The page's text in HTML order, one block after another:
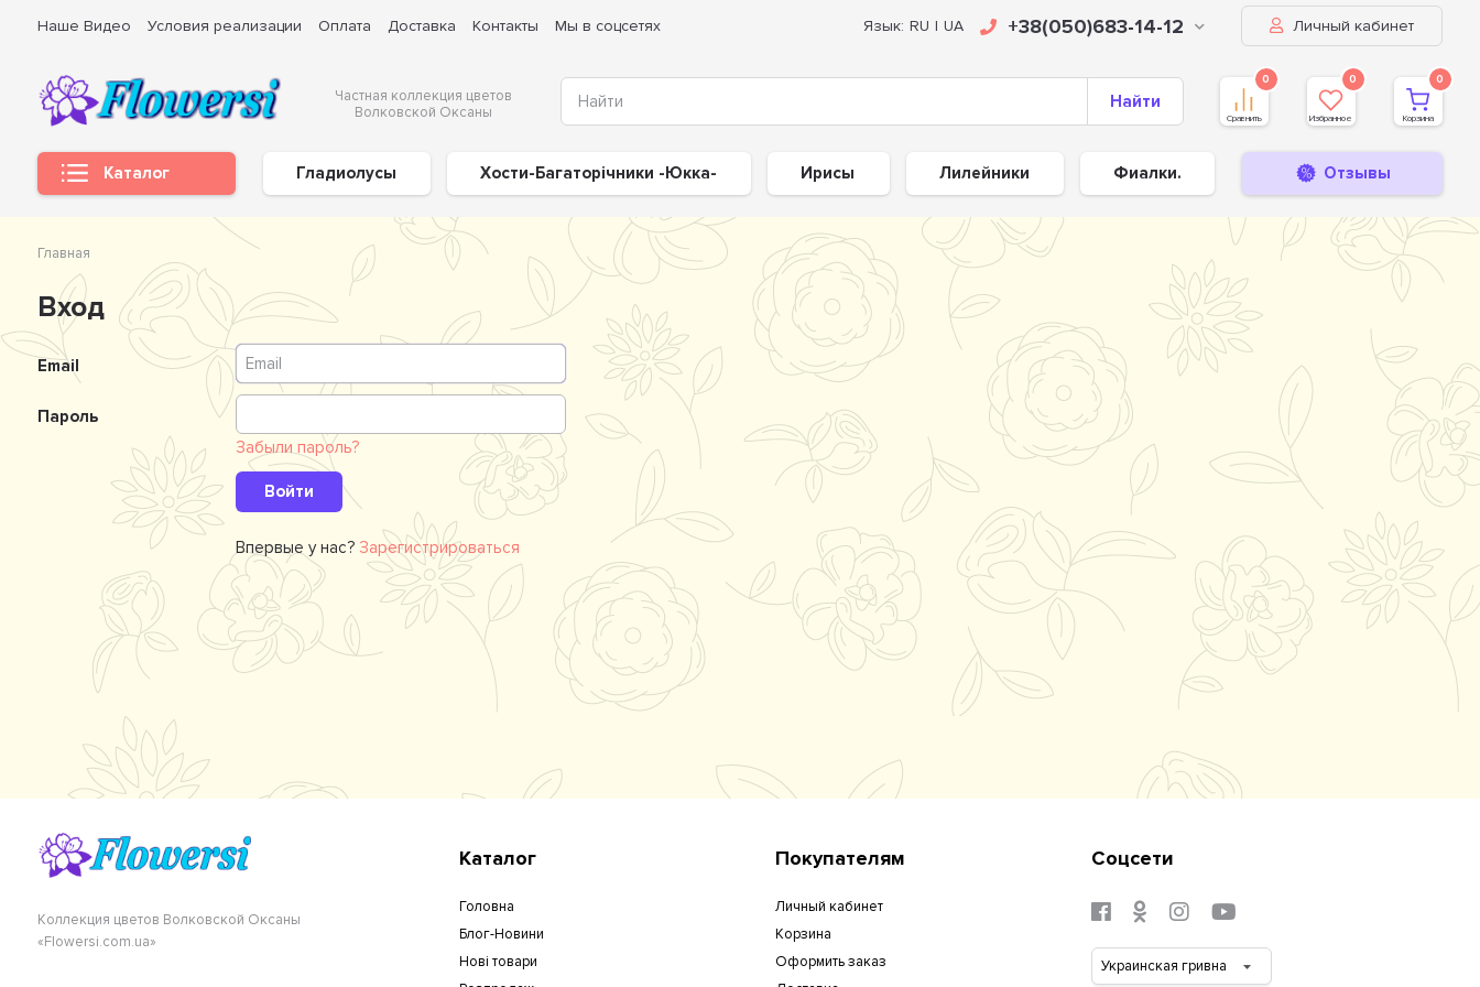
Наше Видео Условия реализации Оплата Доставка Контакты Мы в соцсетях Язык: RU | UA +38(050)683-14-12 Личный кабинет
Частная коллекция цветов
Волковской Оксаны
Найти
0
Сравнить
0
Избранное
0
Корзина
Каталог Гладиолусы Хости-Багаторічники -Юкка- Ирисы Лилейники Фиалки. Отзывы
Главная
Вход
Email
Пароль
Забыли пароль?
Впервые у нас? Зарегистрироваться
Коллекция цветов Волковской Оксаны
«Flowersi.com.ua»
Каталог
Головна
Блог-Новини
Нові товари
Покупателям
Личный кабинет
Корзина
Оформить заказ
Соцсети